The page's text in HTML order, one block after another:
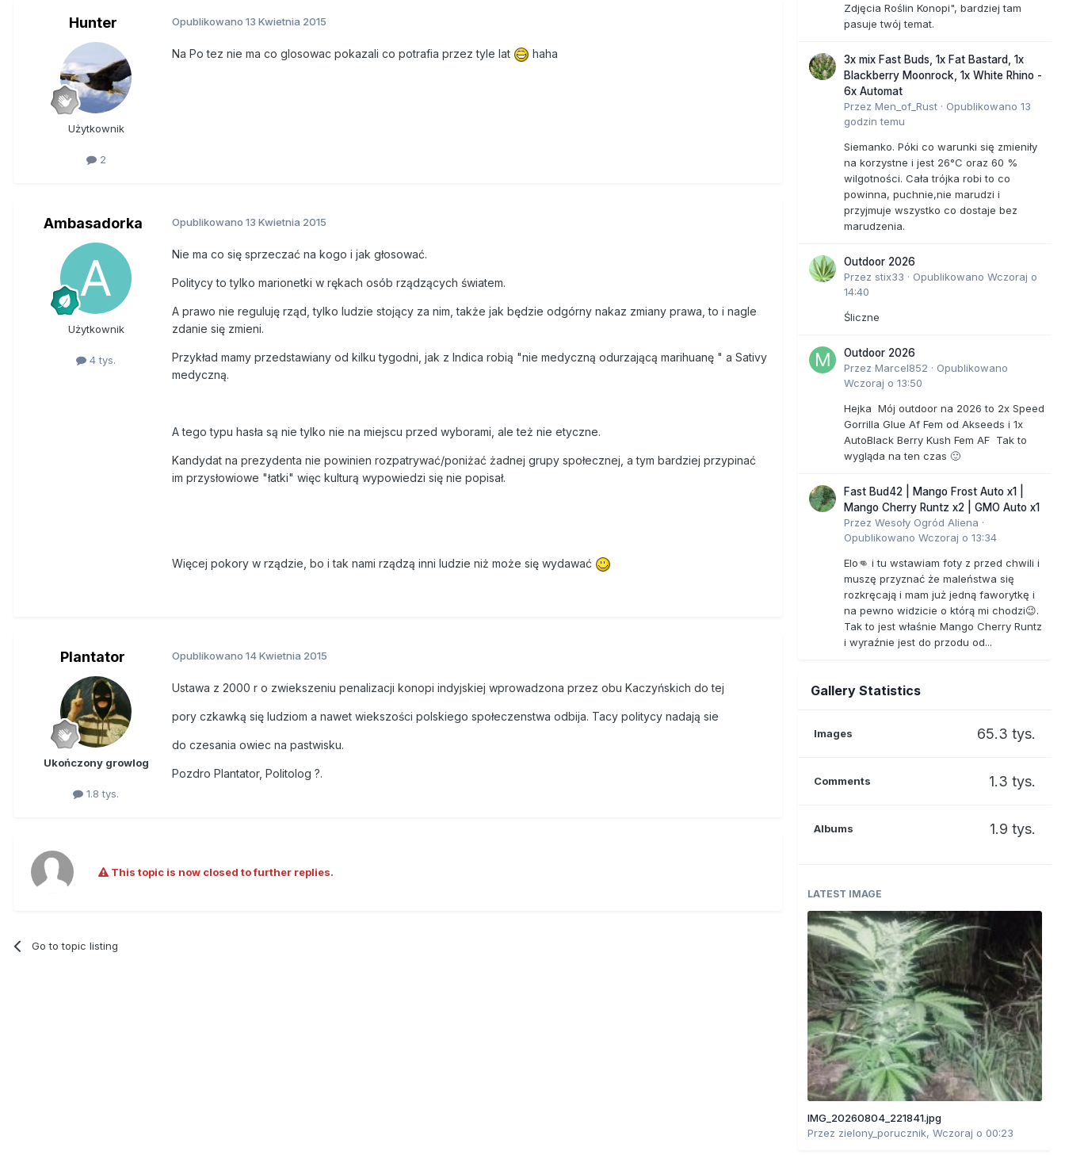
Hunter
Użytkownik
2
Opublikowano 13 Kwietnia 2015
Na Po tez nie ma co glosowac pokazali co potrafia przez tyle lat haha
Ambasadorka
Użytkownik
4 tys.
Opublikowano 13 Kwietnia 2015
Nie ma co się sprzeczać na kogo i jak głosować.
Politycy to tylko marionetki w rękach osób rządzących światem.
A prawo nie reguluję rząd, tylko ludzie stojący za nim, także jak będzie odgórny nakaz zmiany prawa, to i nagle
zdanie się zmieni.
Przykład mamy przedstawiany od kilku tygodni, jak z Indica robią "nie medyczną odurzającą marihuanę " a Sativy
medyczną.
A tego typu hasła są nie tylko nie na miejscu przed wyborami, ale też nie etyczne.
Kandydat na prezydenta nie powinien rozpatrywać/poniżać żadnej grupy społecznej, a tym bardziej przypinać
im przysłowiowe "łatki" więc kulturą wypowiedzi się nie popisał.
Więcej pokory w rządzie, bo i tak nami rządzą inni ludzie niż może się wydawać
Plantator
Ukończony growlog
1.8 tys.
Opublikowano 14 Kwietnia 2015
Ustawa z 2000 r o zwiekszeniu penalizacji konopi indyjskiej wprowadzona przez obu Kaczyńskich do tej
pory czkawką się ludziom a nawet wiekszości polskiego społeczenstwa odbija. Tacy politycy nadają sie
do czesania owiec na pastwisku.
Pozdro Plantator, Politolog ?.
This topic is now closed to further replies.
Go to topic listing
Zdjęcia Roślin Konopi", bardziej tam
pasuje twój temat.
3x mix Fast Buds, 1x Fat Bastard, 1x
Blackberry Moonrock, 1x White Rhino -
6x Automat
Przez Men_of_Rust · Opublikowano 13
godzin temu
Siemanko. Póki co warunki się zmieniły
na korzystne i jest 26°C oraz 60 %
wilgotności. Cała trójka robi to co
powinna, puchnie,nie marudzi i
przyjmuje wszystko co dostaje bez
marudzenia.
Outdoor 2026
Przez stix33 · Opublikowano Wczoraj o
14:40
Śliczne
Outdoor 2026
Przez Marcel852 · Opublikowano
Wczoraj o 13:50
Hejka Mój outdoor na 2026 to 2x Speed
Gorrilla Glue Af Fem od Akseeds i 1x
AutoBlack Berry Kush Fem AF Tak to
wygląda na ten czas 🙂
Fast Bud42 | Mango Frost Auto x1 |
Mango Cherry Runtz x2 | GMO Auto x1
Przez Wesoły Ogród Aliena ·
Opublikowano Wczoraj o 13:34
Elo👊 i tu wstawiam foty z przed chwili i
muszę przyznać że maleństwa się
rozkręcają i mam już jedną faworytkę i
na pewno widzicie o którą mi chodzi😉.
Tak to jest właśnie Mango Cherry Runtz
i wyraźnie jest do przodu od...
Gallery Statistics
Images 65.3 tys.
Comments 1.3 tys.
Albums 1.9 tys.
LATEST IMAGE
IMG_20260804_221841.jpg
Przez zielony_porucznik, Wczoraj o 00:23